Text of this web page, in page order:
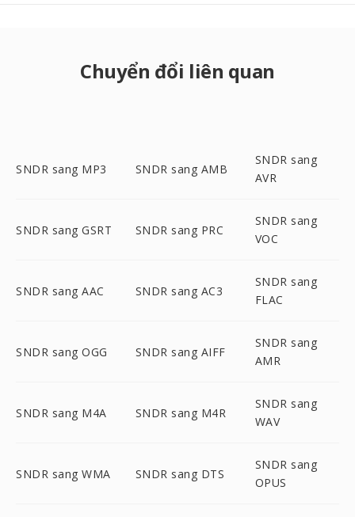
Chuyển đổi liên quan
SNDR sang MP3 SNDR sang AMB
SNDR sang
AVR
SNDR sang GSRT SNDR sang PRC
SNDR sang
VOC
SNDR sang AAC SNDR sang AC3
SNDR sang
FLAC
SNDR sang OGG SNDR sang AIFF
SNDR sang
AMR
SNDR sang M4A SNDR sang M4R
SNDR sang
WAV
SNDR sang WMA SNDR sang DTS
SNDR sang
OPUS